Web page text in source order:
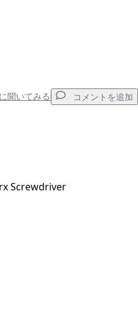
聞いてみる コメントを追加
Screwdriver